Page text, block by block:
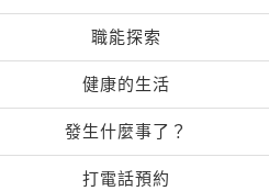
職能探索
健康的生活
發生什麼事了？
打電話預約